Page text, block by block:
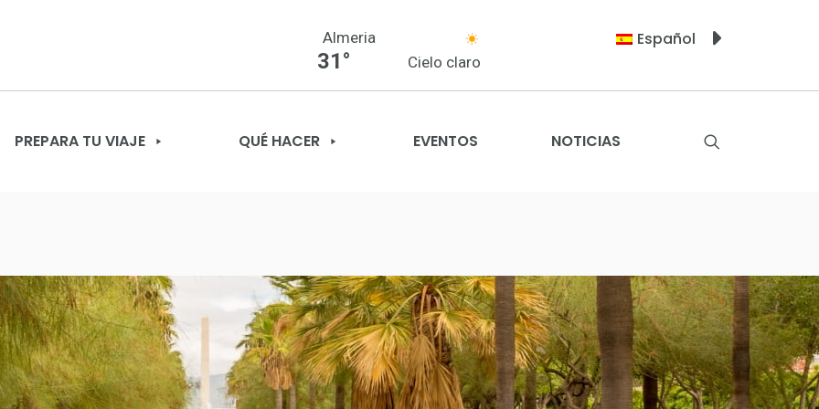
Almeria
31° Cielo claro
Español
PREPARA TU VIAJE QUÉ HACER EVENTOS NOTICIAS